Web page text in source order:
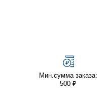
Мин.сумма заказа:
500 ₽